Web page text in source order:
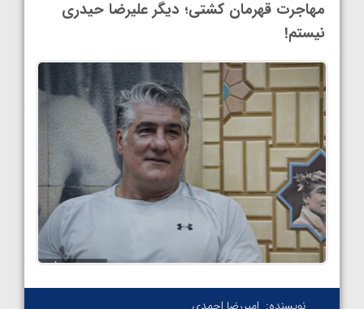
مهاجرت قهرمان کشتی؛ دیگر علیرضا حیدری
نیستم!